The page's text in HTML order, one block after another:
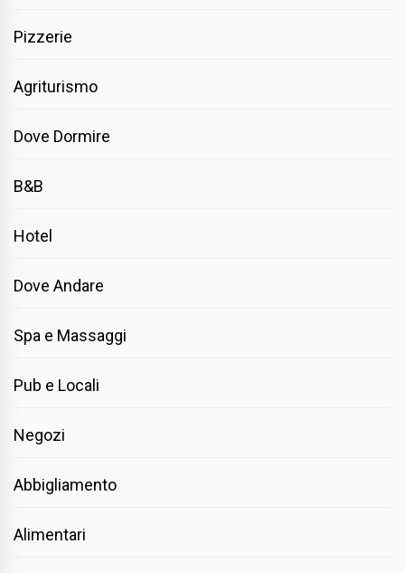
Pizzerie
Agriturismo
Dove Dormire
B&B
Hotel
Dove Andare
Spa e Massaggi
Pub e Locali
Negozi
Abbigliamento
Alimentari